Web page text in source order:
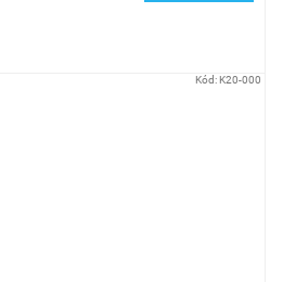
Kód:K20-000